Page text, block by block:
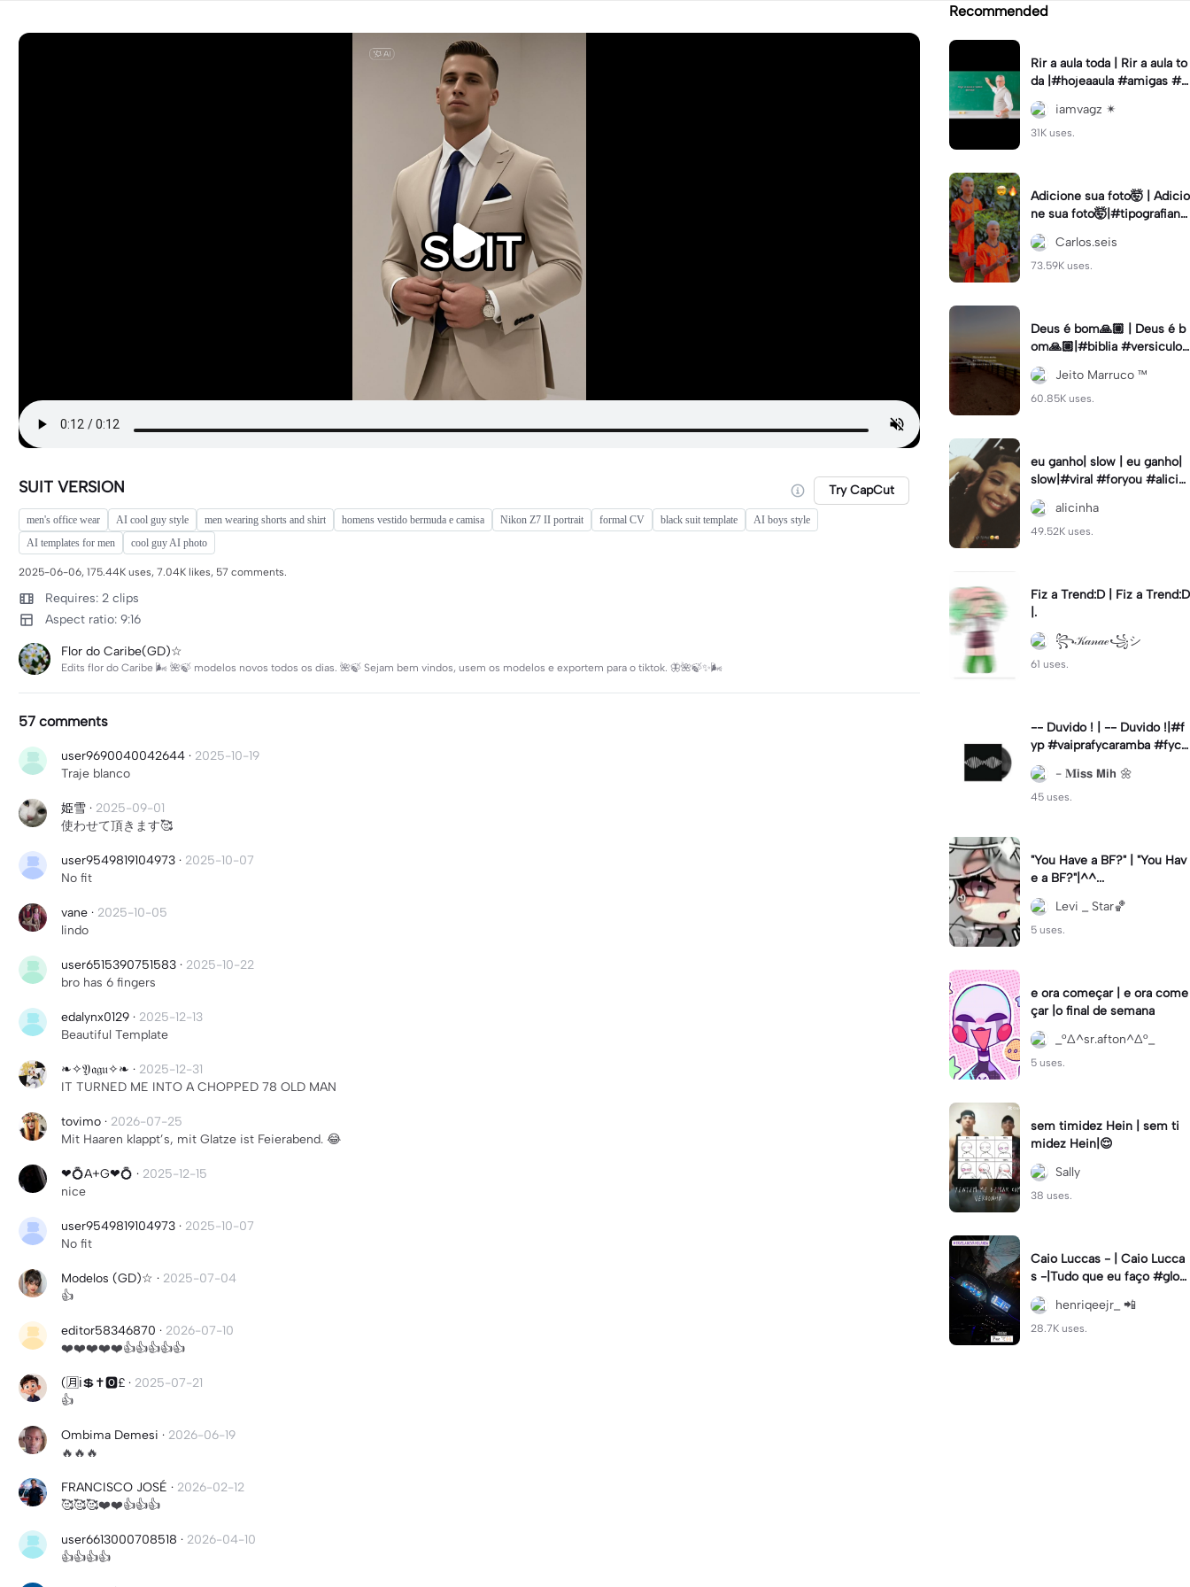
SUIT VERSION Try CapCut
men's office wear AI cool guy style men wearing shorts and shirt homens vestido bermuda e camisa Nikon Z7 II portrait formal CV black suit template
AI boys style
AI templates for men
cool guy AI photo
2025-06-06, 175.44K uses, 7.04K likes, 57 comments.
Requires: 2 clips
Aspect ratio: 9:16
Flor do Caribe(GD)☆
Edits flor do Caribe 🌬 🌺🍃 modelos novos todos os dias. 🌺🍃 Sejam bem vindos, usem os modelos e exportem para o tiktok. 🦋🌺🍃✨️🌬
57 comments
user9690040042644 · 2025-10-19
Traje blanco
姫雪 · 2025-09-01
使わせて頂きます🥰
user9549819104973 · 2025-10-07
No fit
vane · 2025-10-05
lindo
user6515390751583 · 2025-10-22
bro has 6 fingers
edalynx0129 · 2025-12-13
Beautiful Template
❧✧𝔜𝔞𝔤𝔲✧❧ · 2025-12-31
IT TURNED ME INTO A CHOPPED 78 OLD MAN
tovimo · 2026-07-25
Mit Haaren klappt’s, mit Glatze ist Feierabend. 😂
❤💍A+G❤💍 · 2025-12-15
nice
user9549819104973 · 2025-10-07
No fit
Modelos (GD)☆ · 2025-07-04
👍
editor58346870 · 2026-07-10
❤️❤️❤️❤️❤️👍👍👍👍👍
(🈷️ℹ️💲✝️🅾️£ · 2025-07-21
👍
Ombima Demesi · 2026-06-19
🔥🔥🔥
FRANCISCO JOSÉ · 2026-02-12
🥰🥰🥰❤️❤️👍👍👍
user6613000708518 · 2026-04-10
👍👍👍👍
Recommended
Rir a aula toda | Rir a aula to
da |#hojeaaula #amigas #tr
endtikitok #melhoresamiga
s
iamvagz ✴︎
31K uses.
Adicione sua foto🤯 | Adicio
ne sua foto🤯|#tipografiano
va #status #tipografia
Carlos.seis
73.59K uses.
Deus é bom🙏🏼 | Deus é b
om🙏🏼|#biblia #versiculo
#cristao #agro #tipografia
#fy #fypJeito Marruco ™️
60.85K uses.
eu ganho| slow | eu ganho|
slow|#viral #foryou #alicin
ha #cameralenta #slow
alicinha
49.52K uses.
Fiz a Trend:D | Fiz a Trend:D
|.
꧂𝒦𝒶𝓃𝒶ℯ꧁シ
61 uses.
-- Duvido ! | -- Duvido !|#f
yp #vaiprafycaramba #fyca
pcut #viral
- 𝐌𝗶𝘀𝘀 𝗠𝗶𝗵 🌼
45 uses.
"You Have a BF?" | "You Hav
e a BF?"|^^...
Levi _ Star🏀
5 uses.
e ora começar | e ora come
çar |o final de semana
_°∆^sr.afton^∆°_
5 uses.
sem timidez Hein | sem ti
midez Hein|😌
Sally
38 uses.
Caio Luccas - | Caio Lucca
s -|Tudo que eu faço #glow
up#caioluccas#tipografia#l
yricshenriqeejr_ 📲
28.7K uses.